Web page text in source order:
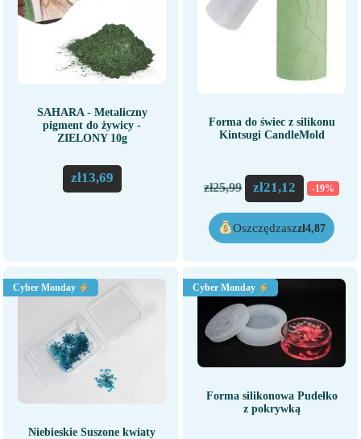
SAHARA - Metaliczny
pigment do żywicy -
ZIELONY 10g
zł13,69
Forma do świec z silikonu
Kintsugi CandleMold
zł25,99 zł21,12 -19%
Oszczędzaszzł4,87
Cyber Monday
Niebieskie Suszone kwiaty
Cyber Monday
Forma silikonowa Pudełko
z pokrywką